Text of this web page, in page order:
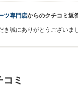
ツ専門店からのクチコミ返
き誠にありがとうございま
ミ